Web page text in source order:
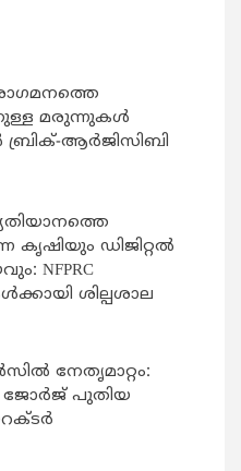
മരുന്നുകള്‍
ബ്രിക്-ആര്‍ജിസിബി
കൃഷിയും ഡിജിറ്റൽ
NFPRC
ശില്പശാല
നേതൃമാറ്റം:
പുതിയ